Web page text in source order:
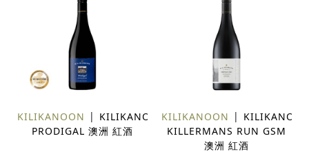
KILIKANOON
KILIKANOON
PRODIGAL 澳洲 紅酒
KILIKANOON
KILLERMANS RUN GSM
澳洲 紅酒